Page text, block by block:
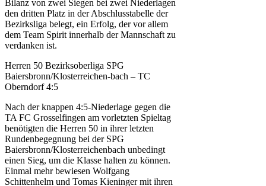
Bilanz von zwei Siegen bei zwei Niederlagen
den dritten Platz in der Abschlusstabelle der
Bezirksliga belegt, ein Erfolg, der vor allem
dem Team Spirit innerhalb der Mannschaft zu
verdanken ist.
Herren 50 Bezirksoberliga SPG
Baiersbronn/Klosterreichen-bach – TC
Oberndorf 4:5
Nach der knappen 4:5-Niederlage gegen die
TA FC Grosselfingen am vorletzten Spieltag
benötigten die Herren 50 in ihrer letzten
Rundenbegegnung bei der SPG
Baiersbronn/Klosterreichenbach unbedingt
einen Sieg, um die Klasse halten zu können.
Einmal mehr bewiesen Wolfgang
Schittenhelm und Tomas Kieninger mit ihren